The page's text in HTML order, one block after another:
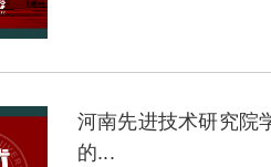
河南先进技术研究院
的...